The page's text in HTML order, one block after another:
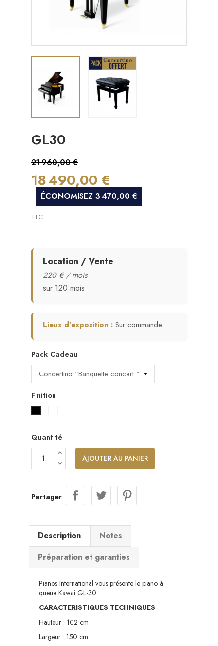
GL30
21 960,00 €
18 490,00 €
ÉCONOMISEZ 3 470,00 €
TTC
Location / Vente
220 € / mois
sur 120 mois
Lieux d’exposition : Sur commande
Pack Cadeau
Finition
Quantité
AJOUTER AU PANIER
Partager
Description
Notes
Préparation et garanties
Pianos International vous présente le piano à
queue Kawai GL-30 :
CARACTERISTIQUES TECHNIQUES :
Hauteur : 102 cm
Largeur : 150 cm